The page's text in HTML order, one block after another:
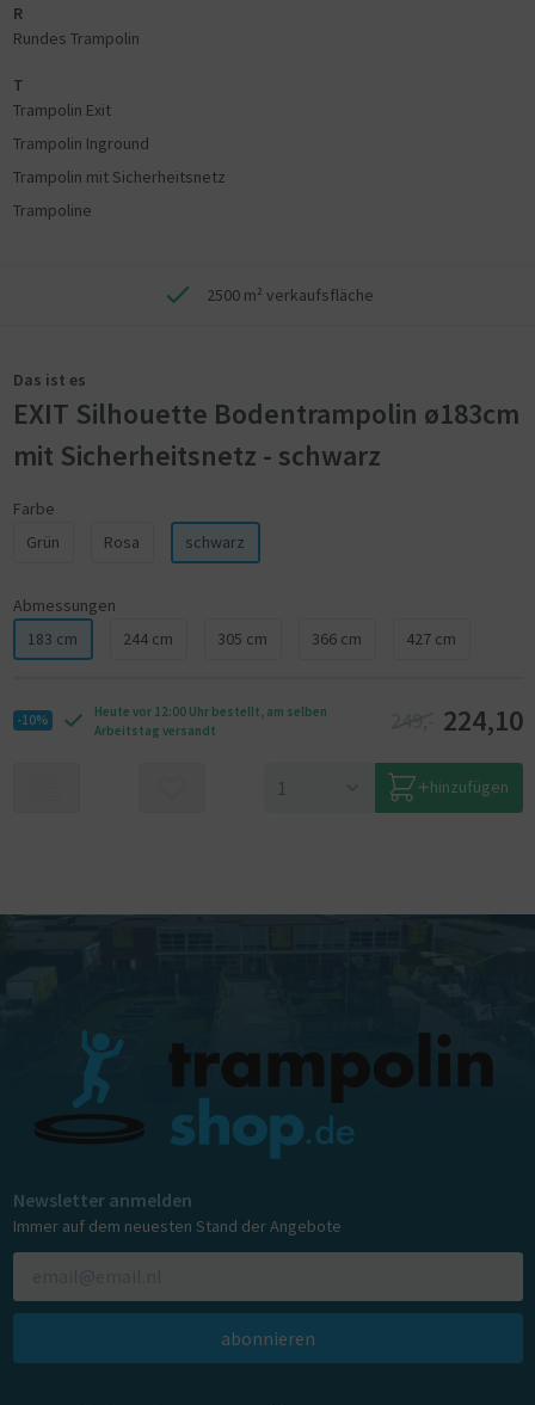
R
Rundes Trampolin
T
Trampolin Exit
Trampolin Inground
Trampolin mit Sicherheitsnetz
Trampoline
2500 m² verkaufsfläche
Das ist es
EXIT Silhouette Bodentrampolin ø183cm
mit Sicherheitsnetz - schwarz
Farbe
Grün
Rosa schwarz
Abmessungen
183 cm
244 cm 305 cm 366 cm 427 cm
-10%
Heute vor 12:00 Uhr bestellt, am selben
Arbeitstag versandt
224,10
hinzufügen
Newsletter anmelden
Immer auf dem neuesten Stand der Angebote
abonnieren